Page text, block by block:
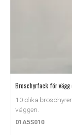
Broschyrfack för vägg
10 olika
väggen.
01A5S010